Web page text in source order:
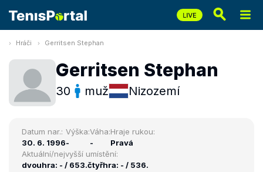
Hráči Gerritsen Stephan
Gerritsen Stephan
30 muž Nizozemí
Datum nar.:
30. 6. 1996
Výška:
-
Váha:
-
Hraje rukou:
Pravá
Aktuální/nejvyšší umístění:
dvouhra: - / 653.čtyřhra: - / 536.